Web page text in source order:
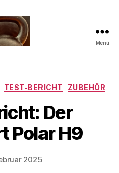
der
Menü
Kategorien
TEST-BERICHT ZUBEHÖR
Der
Polar H9
Beitragsautor
o
n
b
-
s
c
2025